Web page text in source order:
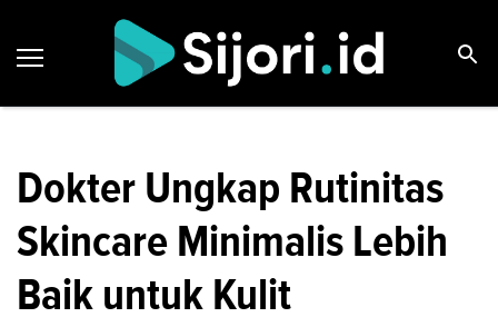
Dokter Ungkap Rutinitas
Skincare Minimalis Lebih
Baik untuk Kulit